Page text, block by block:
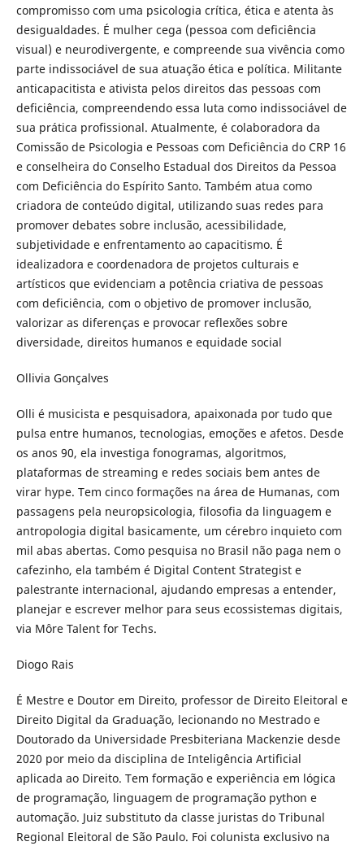
compromisso com uma psicologia crítica, ética e atenta às
desigualdades. É mulher cega (pessoa com deficiência
visual) e neurodivergente, e compreende sua vivência como
parte indissociável de sua atuação ética e política. Militante
anticapacitista e ativista pelos direitos das pessoas com
deficiência, compreendendo essa luta como indissociável de
sua prática profissional. Atualmente, é colaboradora da
Comissão de Psicologia e Pessoas com Deficiência do CRP 16
e conselheira do Conselho Estadual dos Direitos da Pessoa
com Deficiência do Espírito Santo. Também atua como
criadora de conteúdo digital, utilizando suas redes para
promover debates sobre inclusão, acessibilidade,
subjetividade e enfrentamento ao capacitismo. É
idealizadora e coordenadora de projetos culturais e
artísticos que evidenciam a potência criativa de pessoas
com deficiência, com o objetivo de promover inclusão,
valorizar as diferenças e provocar reflexões sobre
diversidade, direitos humanos e equidade social
Ollivia Gonçalves
Olli é musicista e pesquisadora, apaixonada por tudo que
pulsa entre humanos, tecnologias, emoções e afetos. Desde
os anos 90, ela investiga fonogramas, algoritmos,
plataformas de streaming e redes sociais bem antes de
virar hype. Tem cinco formações na área de Humanas, com
passagens pela neuropsicologia, filosofia da linguagem e
antropologia digital basicamente, um cérebro inquieto com
mil abas abertas. Como pesquisa no Brasil não paga nem o
cafezinho, ela também é Digital Content Strategist e
palestrante internacional, ajudando empresas a entender,
planejar e escrever melhor para seus ecossistemas digitais,
via Môre Talent for Techs.
Diogo Rais
É Mestre e Doutor em Direito, professor de Direito Eleitoral e
Direito Digital da Graduação, lecionando no Mestrado e
Doutorado da Universidade Presbiteriana Mackenzie desde
2020 por meio da disciplina de Inteligência Artificial
aplicada ao Direito. Tem formação e experiência em lógica
de programação, linguagem de programação python e
automação. Juiz substituto da classe juristas do Tribunal
Regional Eleitoral de São Paulo. Foi colunista exclusivo na